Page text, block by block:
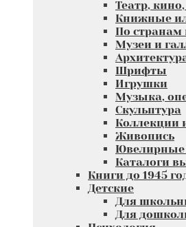
Театр,
Книжные
По странам
Музеи и
Шрифты
Игрушки
Музыка,
Скульптура
Коллекции
Живопись
Ювелирные
Каталоги
Книги до 1945
Детские
Для
Для